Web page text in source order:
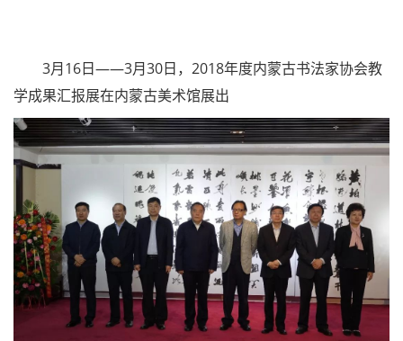
3月16日——3月30日，2018年度内蒙古书法家协会教
学成果汇报展在内蒙古美术馆展出